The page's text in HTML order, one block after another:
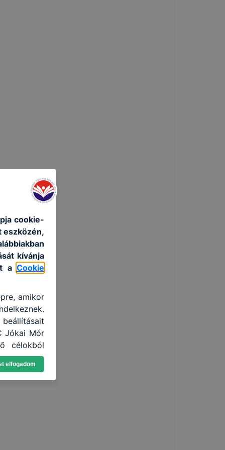
cookie-
eszközén,
kívánja
a Cookie
amikor
Jókai Mór
célokból
Ön a
vagy
még jobb
legtöbb
de ezek
k célja
elfogadom